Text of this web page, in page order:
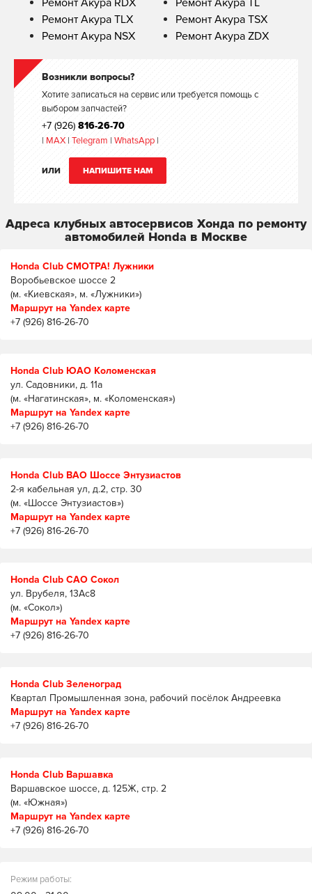
Ремонт Акура RDX
Ремонт Акура TLX
Ремонт Акура NSX
Ремонт Акура TL
Ремонт Акура TSX
Ремонт Акура ZDX
Возникли вопросы?
Хотите записаться на сервис или требуется помощь с
выбором запчастей?
+7 (926) 816-26-70
| MAX | Telegram | WhatsApp |
ИЛИ НАПИШИТЕ НАМ
Адреса клубных автосервисов Хонда по ремонту
автомобилей Honda в Москве
Honda Club СМОТРА! Лужники
Воробьевское шоссе 2
(м. «Киевская», м. «Лужники»)
Маршрут на Yandex карте
+7 (926) 816-26-70
Honda Club ЮАО Коломенская
ул. Садовники, д. 11а
(м. «Нагатинская», м. «Коломенская»)
Маршрут на Yandex карте
+7 (926) 816-26-70
Honda Club ВАО Шоссе Энтузиастов
2-я кабельная ул, д.2, стр. 30
(м. «Шоссе Энтузиастов»)
Маршрут на Yandex карте
+7 (926) 816-26-70
Honda Club САО Сокол
ул. Врубеля, 13Ас8
(м. «Сокол»)
Маршрут на Yandex карте
+7 (926) 816-26-70
Honda Club Зеленоград
Квартал Промышленная зона, рабочий посёлок Андреевка
Маршрут на Yandex карте
+7 (926) 816-26-70
Honda Club Варшавка
Варшавское шоссе, д. 125Ж, стр. 2
(м. «Южная»)
Маршрут на Yandex карте
+7 (926) 816-26-70
Режим работы: